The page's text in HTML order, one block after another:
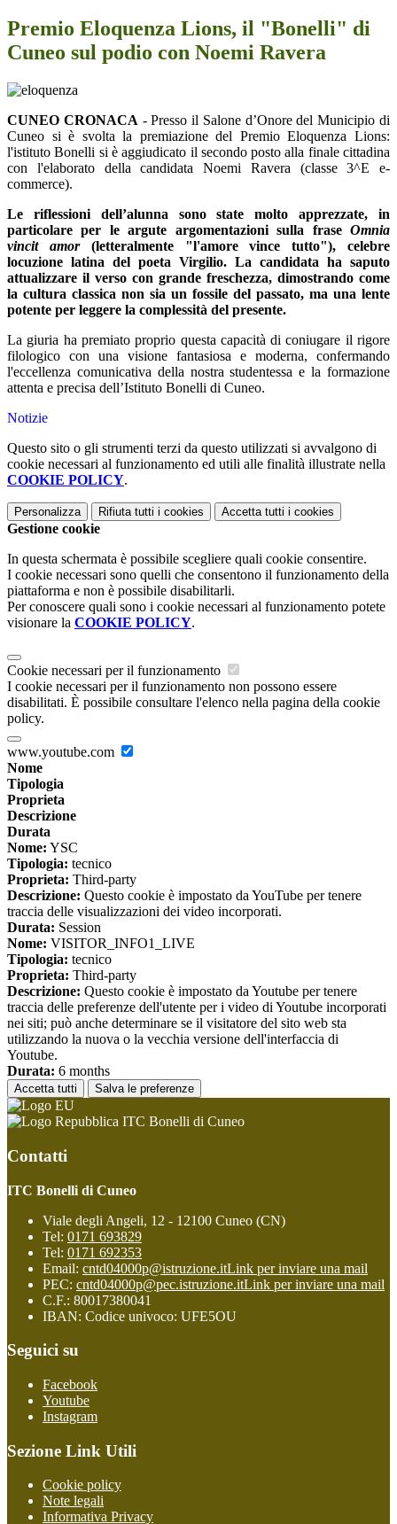
Premio Eloquenza Lions, il "Bonelli" di
Cuneo sul podio con Noemi Ravera
CUNEO CRONACA - Presso il Salone d’Onore del Municipio di
Cuneo si è svolta la premiazione del Premio Eloquenza Lions:
l'istituto Bonelli si è aggiudicato il secondo posto alla finale cittadina
con l'elaborato della candidata Noemi Ravera (classe 3^E e-
commerce).
Le riflessioni dell’alunna sono state molto apprezzate, in
particolare per le argute argomentazioni sulla frase Omnia
vincit amor(letteralmente "l'amore vince tutto"), celebre
locuzione latina del poeta Virgilio. La candidata ha saputo
attualizzare il verso con grande freschezza, dimostrando come
la cultura classica non sia un fossile del passato, ma una lente
potente per leggere la complessità del presente.
La giuria ha premiato proprio questa capacità di coniugare il rigore
filologico con una visione fantasiosa e moderna, confermando
l'eccellenza comunicativa della nostra studentessa e la formazione
attenta e precisa dell’Istituto Bonelli di Cuneo.
Notizie
Questo sito o gli strumenti terzi da questo utilizzati si avvalgono di
cookie necessari al funzionamento ed utili alle finalità illustrate nella
COOKIE POLICY.
Personalizza Rifiuta tutti i cookies Accetta tutti i cookies
Gestione cookie
In questa schermata è possibile scegliere quali cookie consentire.
I cookie necessari sono quelli che consentono il funzionamento della
piattaforma e non è possibile disabilitarli.
Per conoscere quali sono i cookie necessari al funzionamento potete
visionare la COOKIE POLICY.
Cookie necessari per il funzionamento
I cookie necessari per il funzionamento non possono essere
disabilitati. È possibile consultare l'elenco nella pagina della cookie
policy.
www.youtube.com
Nome
Tipologia
Proprieta
Descrizione
Durata
Nome: YSC
Tipologia: tecnico
Proprieta: Third-party
Descrizione: Questo cookie è impostato da YouTube per tenere
traccia delle visualizzazioni dei video incorporati.
Durata: Session
Nome: VISITOR_INFO1_LIVE
Tipologia: tecnico
Proprieta: Third-party
Descrizione: Questo cookie è impostato da Youtube per tenere
traccia delle preferenze dell'utente per i video di Youtube incorporati
nei siti; può anche determinare se il visitatore del sito web sta
utilizzando la nuova o la vecchia versione dell'interfaccia di
Youtube.
Durata: 6 months
Accetta tutti Salva le preferenze
ITC Bonelli di Cuneo
Contatti
ITC Bonelli di Cuneo
Viale degli Angeli, 12 - 12100 Cuneo (CN)
Tel: 0171 693829
Tel: 0171 692353
Email: cntd04000p@istruzione.itLink per inviare una mail
PEC: cntd04000p@pec.istruzione.itLink per inviare una mail
C.F.: 80017380041
IBAN: Codice univoco: UFE5OU
Seguici su
Facebook
Youtube
Instagram
Sezione Link Utili
Cookie policy
Note legali
Informativa Privacy